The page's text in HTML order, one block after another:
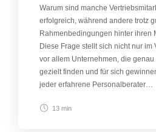
Warum sind manche
erfolgreich, während andere trotz
Rahmenbedingungen hinter ihren
Diese Frage stellt sich nicht nur im
vor allem Unternehmen, die
gezielt finden und für sich
jeder erfahrene Personalberater…
13 min